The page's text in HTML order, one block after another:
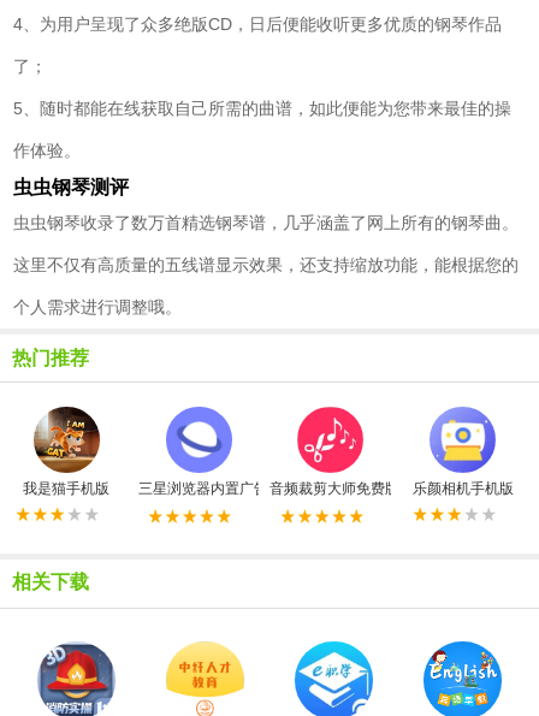
4、为用户呈现了众多绝版CD，日后便能收听更多优质的钢琴作品
了；
5、随时都能在线获取自己所需的曲谱，如此便能为您带来最佳的操
作体验。
虫虫钢琴测评
虫虫钢琴收录了数万首精选钢琴谱，几乎涵盖了网上所有的钢琴曲。
这里不仅有高质量的五线谱显示效果，还支持缩放功能，能根据您的
个人需求进行调整哦。
热门推荐
我是猫手机版 三星浏览器内置广告拦截器最新版
音频裁剪大师免费版 乐颜相机手机版
相关下载